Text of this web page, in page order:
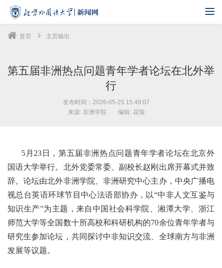
首页 主页输出
第五届非洲热点问题青年学者论坛在北外举
行
发布时间：2026-05-25 15:49:07
来源: 非洲学院
编辑: 花瑞
5月23日，第五届非洲热点问题青年学者论坛在北京外
国语大学举行。北外党委常委、副校长赵刚出席开幕式并致
辞。论坛由北外非洲学院、非洲研究中心主办，中央广播电
视总台英语环球节目中心法语部协办，以“中非人文互鉴与
知识生产”为主题，来自中国社会科学院、湘潭大学、浙江
师范大学等全国数十所高校和科研机构的70余位青年学者与
研究生参加论坛，共同探讨中非知识交流、全球南方与非洲
发展等议题。